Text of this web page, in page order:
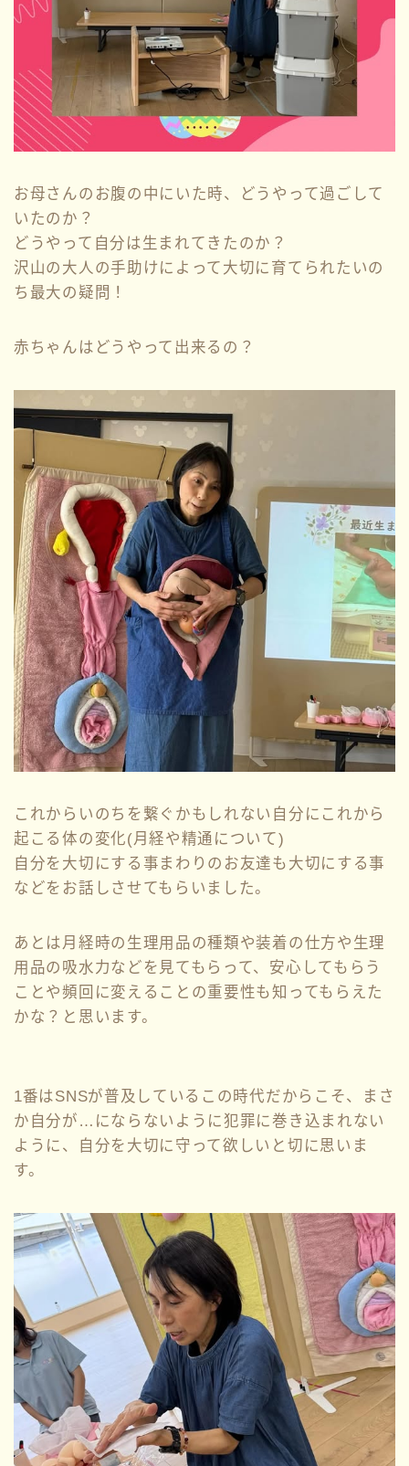
お母さんのお腹の中にいた時、どうやって過ごして
いたのか？
どうやって自分は生まれてきたのか？
沢山の大人の手助けによって大切に育てられたいの
ち最大の疑問！
赤ちゃんはどうやって出来るの？
これからいのちを繋ぐかもしれない自分にこれから
起こる体の変化(月経や精通について)
自分を大切にする事まわりのお友達も大切にする事
などをお話しさせてもらいました。
あとは月経時の生理用品の種類や装着の仕方や生理
用品の吸水力などを見てもらって、安心してもらう
ことや頻回に変えることの重要性も知ってもらえた
かな？と思います。
1番はSNSが普及しているこの時代だからこそ、まさ
か自分が…にならないように犯罪に巻き込まれない
ように、自分を大切に守って欲しいと切に思いま
す。